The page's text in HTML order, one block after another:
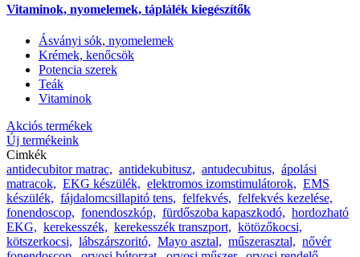
Vitaminok, nyomelemek, táplálék kiegészítők
Ásványi sók, nyomelemek
Krémek, kenőcsök
Potencia szerek
Teák
Vitaminok
Akciós termékek
Új termékeink
Cimkék
antidecubitor matrac, antidekubitusz, antudecubitus, ápolási
matracok, EKG készülék, elektromos izomstimulátorok, EMS
készülék, fájdalomcsillapitó tens, felfekvés, felfekvés kezelése,
fonendoscop, fonendoszkóp, fürdőszoba kapaszkodó, hordozható
EKG, kerekesszék, kerekesszék transzport, kötözőkocsi,
kötszerkocsi, lábszárszoritó, Mayo asztal, műszerasztal, nővér